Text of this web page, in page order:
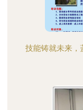
技能铸就未来